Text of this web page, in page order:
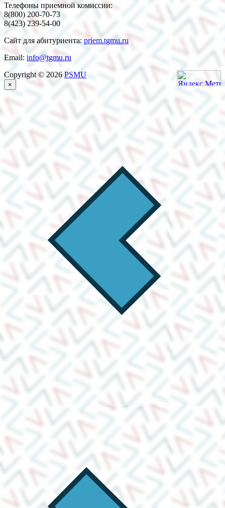
Телефоны приемной комиссии:
8(800) 200-70-73
8(423) 239-54-00
Сайт для абитуриента: priem.tgmu.ru
Email: info@tgmu.ru
Copyright © 2026 PSMU
×